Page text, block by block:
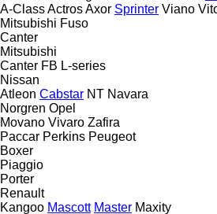
A-ClassActrosAxor Sprinter Viano
Mitsubishi Fuso
Canter
Mitsubishi
Canter FB L-series
Nissan
Atleon Cabstar NT Navara
Norgren Opel
Movano Vivaro Zafira
Paccar Perkins Peugeot
Boxer
Piaggio
Porter
Renault
Kangoo Mascott Master Maxity